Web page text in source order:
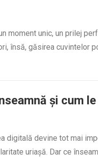
moment unic, un prilej
însă, găsirea cuvintelor
și cum
digitală devine tot mai
uriașă. Dar ce